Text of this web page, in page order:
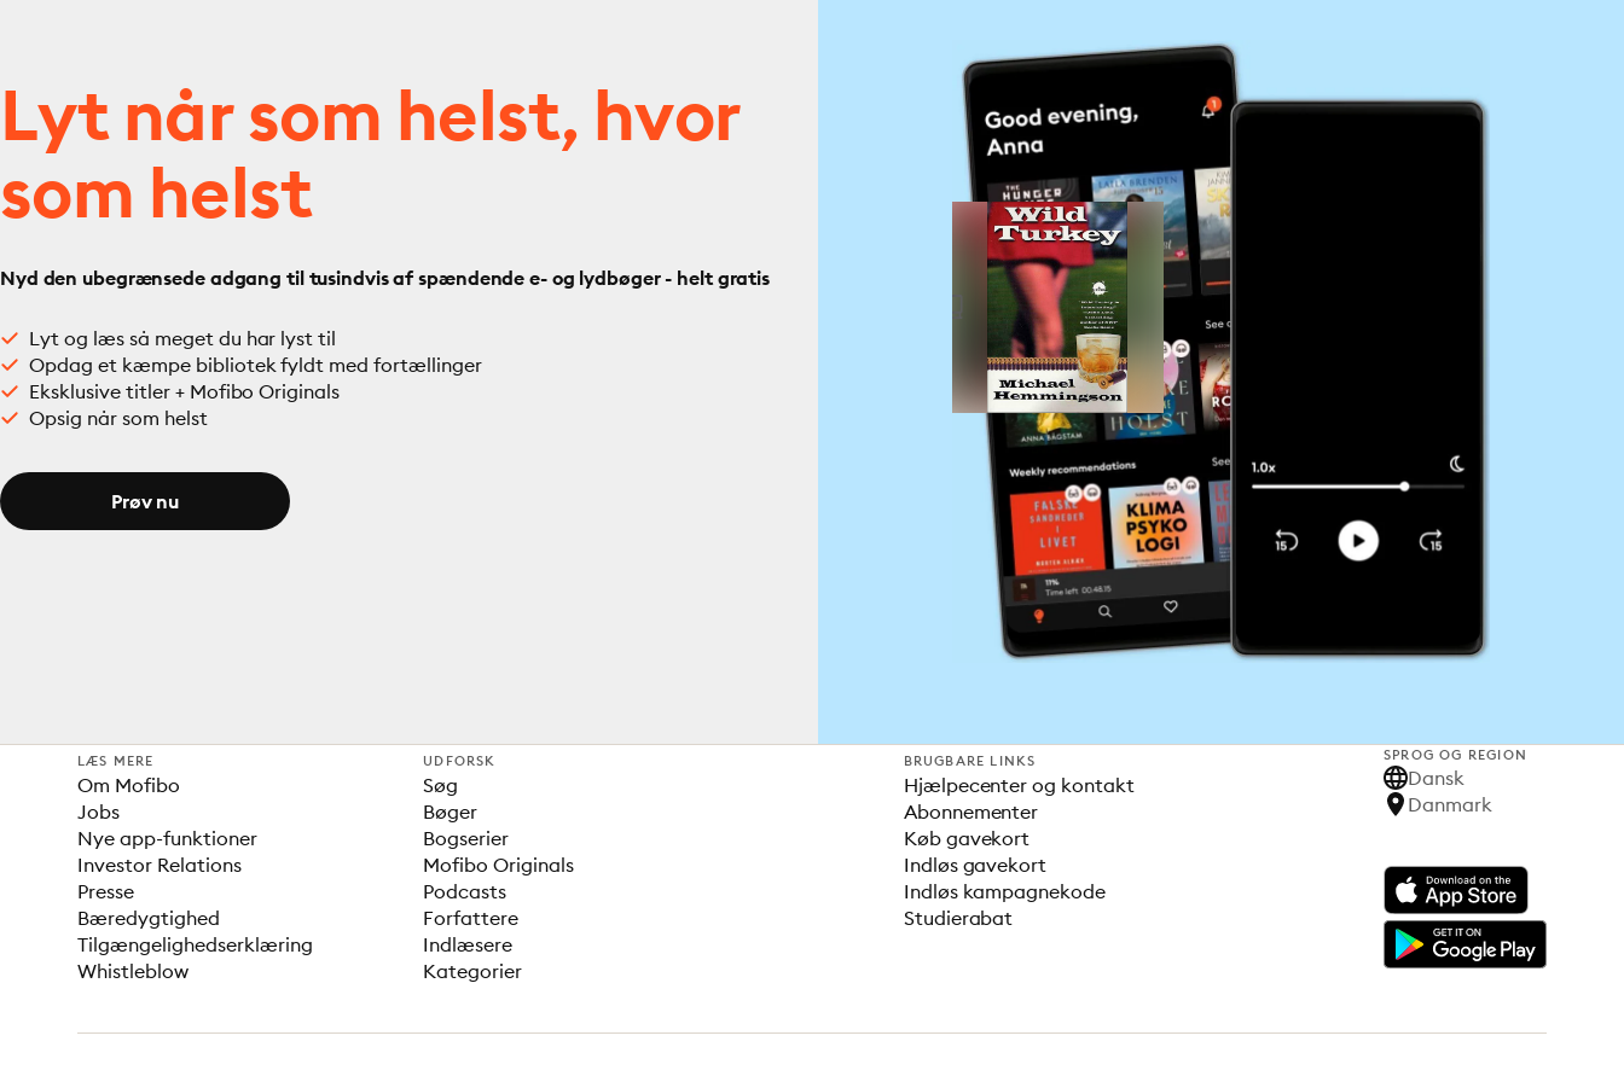
Lyt når som helst, hvor
som helst
Nyd den ubegrænsede adgang til tusindvis af spændende e- og lydbøger - helt gratis
Lyt og læs så meget du har lyst til
Opdag et kæmpe bibliotek fyldt med fortællinger
Eksklusive titler + Mofibo Originals
Opsig når som helst
Prøv nu
LÆS MERE
Om Mofibo
Jobs
Nye app-funktioner
Investor Relations
Presse
Bæredygtighed
Tilgængelighedserklæring
Whistleblow
UDFORSK
Søg
Bøger
Bogserier
Mofibo Originals
Podcasts
Forfattere
Indlæsere
Kategorier
BRUGBARE LINKS
Hjælpecenter og kontakt
Abonnementer
Køb gavekort
Indløs gavekort
Indløs kampagnekode
Studierabat
SPROG OG REGION
Dansk
Danmark